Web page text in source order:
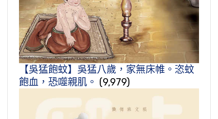
【吳猛飽蚊】吳猛八歲，家無床帷。恣蚊
飽血，恐噬親肌。 (9,979)